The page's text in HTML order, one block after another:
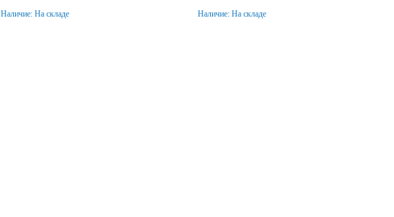
Купить
Наличие: На складе Купить
Наличие: На складе